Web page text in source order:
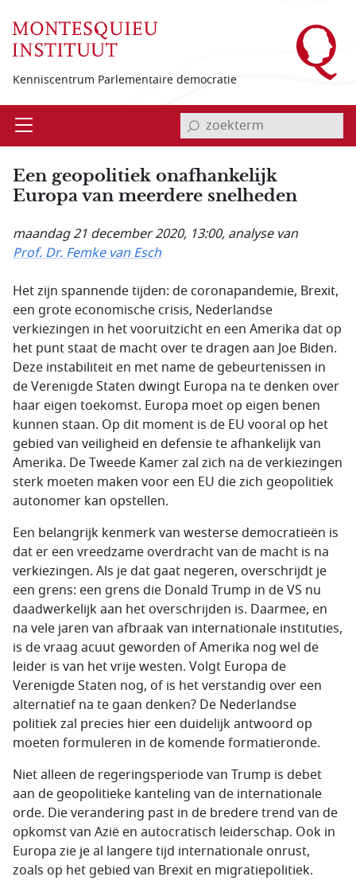
Kenniscentrum Parlementaire democratie
Open invoerveld zoekterm
Een geopolitiek onafhankelijk
Europa van meerdere snelheden
maandag 21 december 2020, 13:00, analyse van
Prof. Dr. Femke van Esch
Het zijn spannende tijden: de coronapandemie, Brexit,
een grote economische crisis, Nederlandse
verkiezingen in het vooruitzicht en een Amerika dat op
het punt staat de macht over te dragen aan Joe Biden.
Deze instabiliteit en met name de gebeurtenissen in
de Verenigde Staten dwingt Europa na te denken over
haar eigen toekomst. Europa moet op eigen benen
kunnen staan. Op dit moment is de EU vooral op het
gebied van veiligheid en defensie te afhankelijk van
Amerika. De Tweede Kamer zal zich na de verkiezingen
sterk moeten maken voor een EU die zich geopolitiek
autonomer kan opstellen.
Een belangrijk kenmerk van westerse democratieën is
dat er een vreedzame overdracht van de macht is na
verkiezingen. Als je dat gaat negeren, overschrijdt je
een grens: een grens die Donald Trump in de VS nu
daadwerkelijk aan het overschrijden is. Daarmee, en
na vele jaren van afbraak van internationale instituties,
is de vraag acuut geworden of Amerika nog wel de
leider is van het vrije westen. Volgt Europa de
Verenigde Staten nog, of is het verstandig over een
alternatief na te gaan denken? De Nederlandse
politiek zal precies hier een duidelijk antwoord op
moeten formuleren in de komende formatieronde.
Niet alleen de regeringsperiode van Trump is debet
aan de geopolitieke kanteling van de internationale
orde. Die verandering past in de bredere trend van de
opkomst van Azië en autocratisch leiderschap. Ook in
Europa zie je al langere tijd internationale onrust,
zoals op het gebied van Brexit en migratiepolitiek.